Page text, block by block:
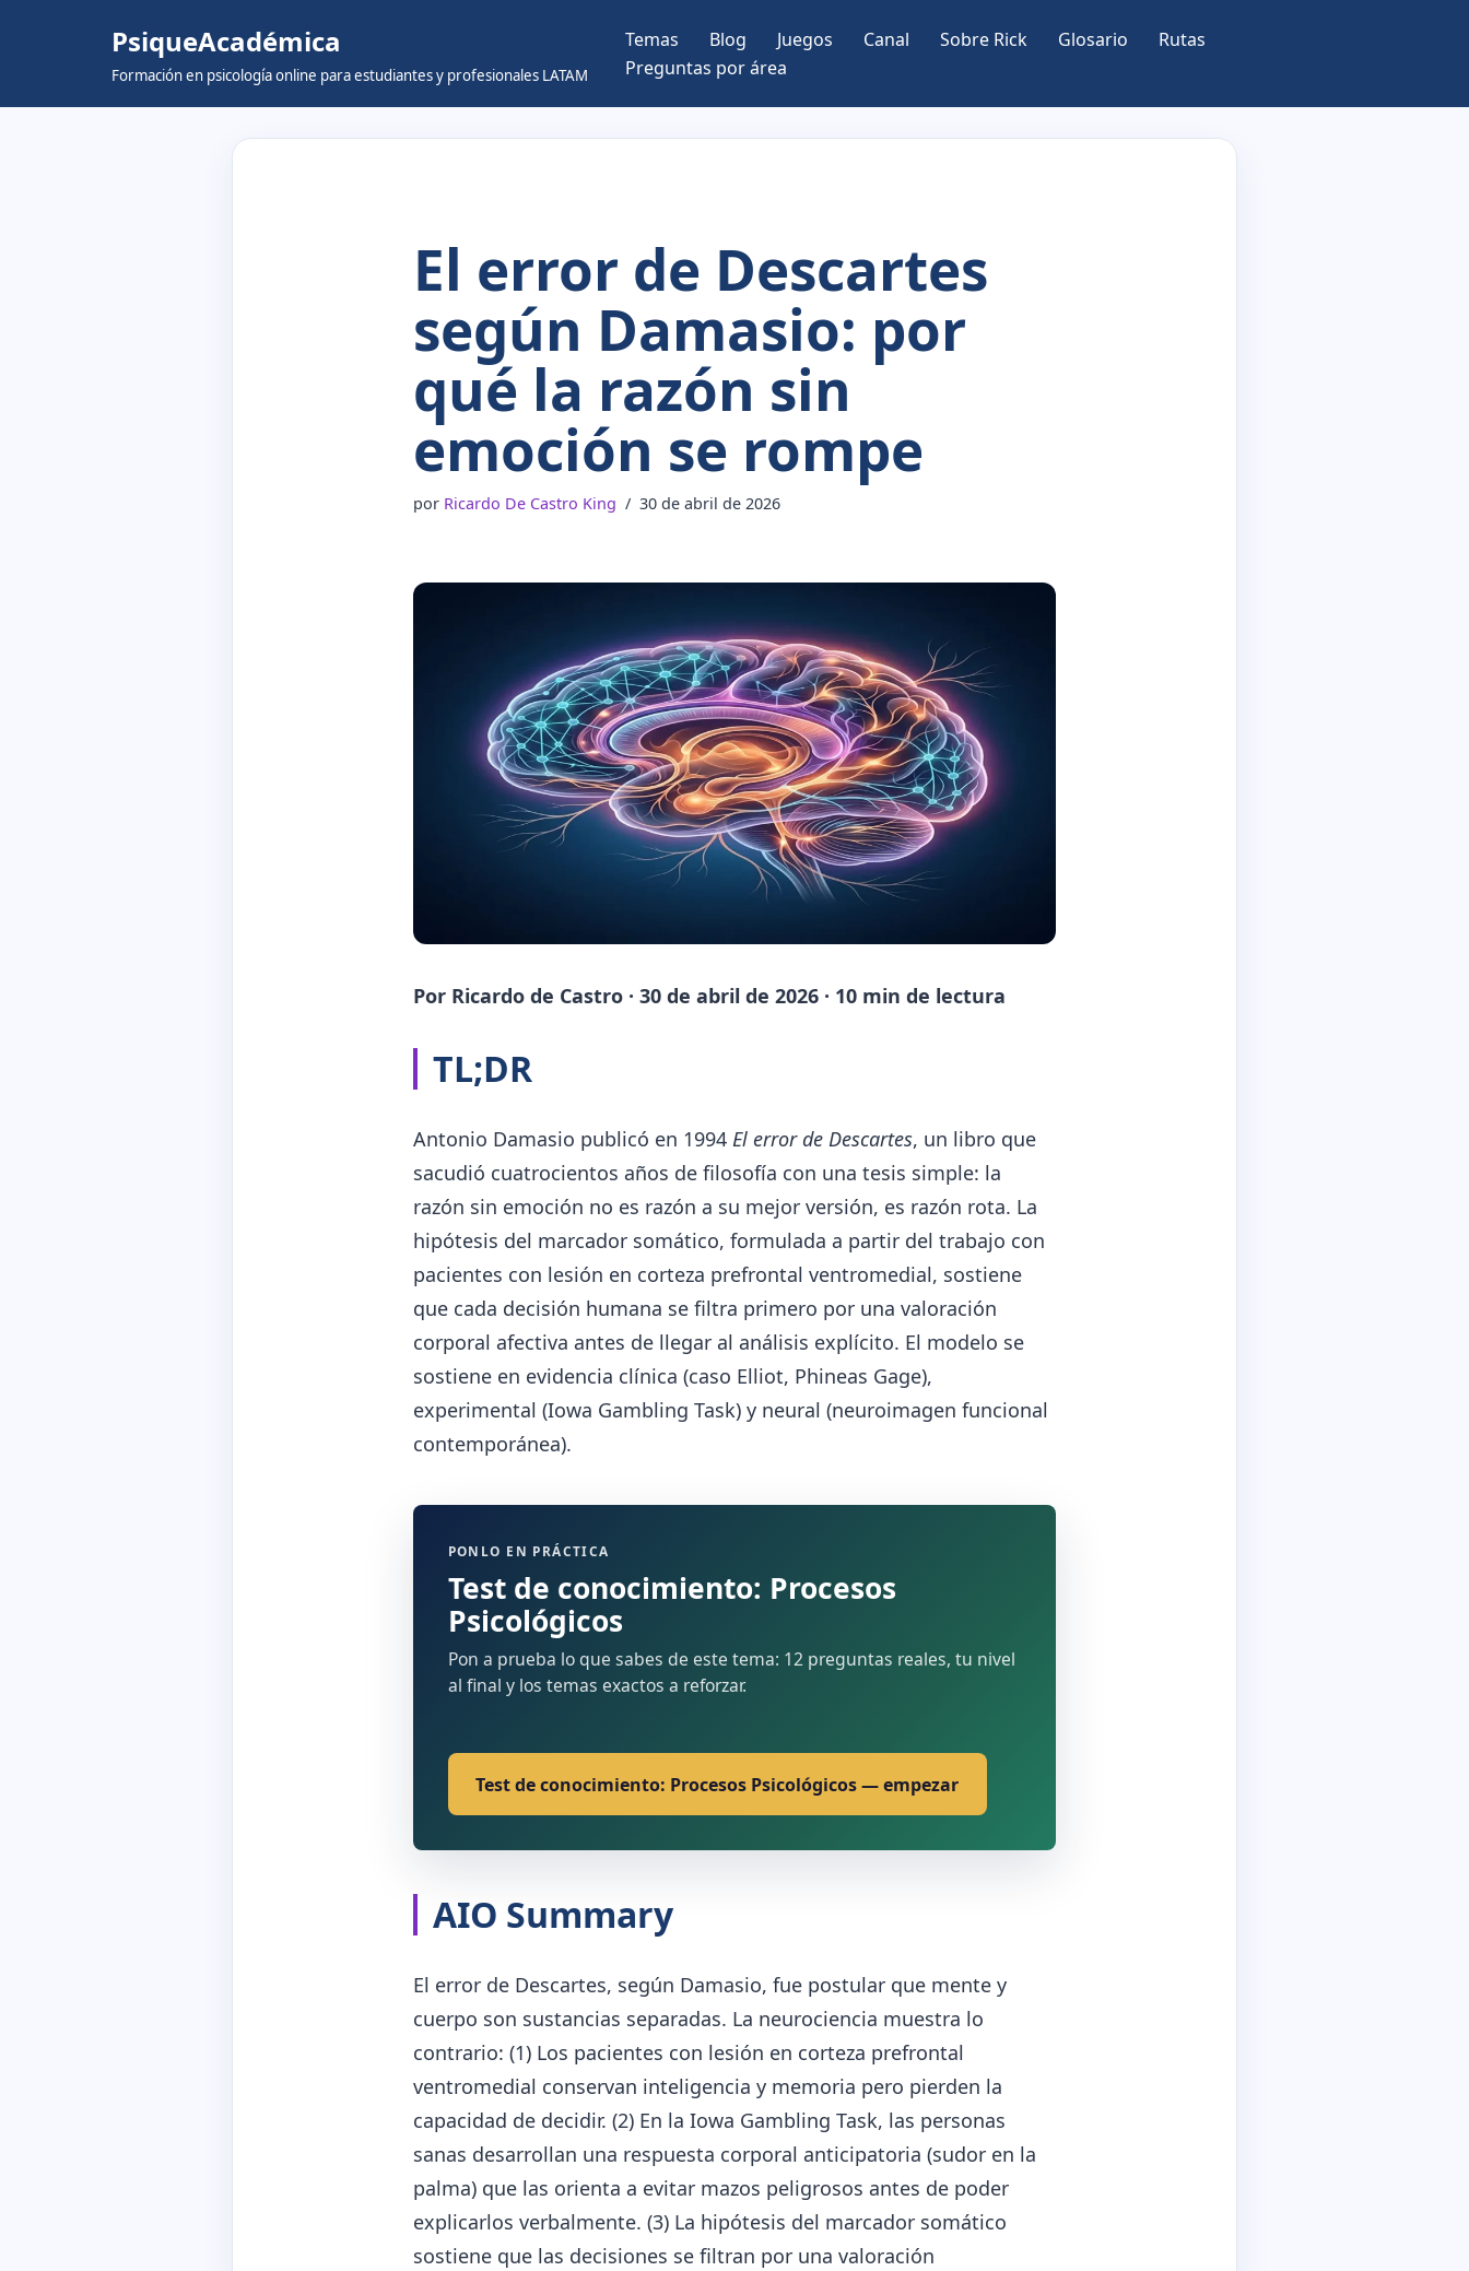
PsiqueAcadémica
Formación en psicología online para estudiantes y profesionales LATAM
Temas Blog Juegos Canal Sobre Rick Glosario
Rutas
Preguntas por área
El error de Descartes
según Damasio: por
qué la razón sin
emoción se rompe
por Ricardo De Castro King 30 de abril de 2026
Por Ricardo de Castro · 30 de abril de 2026 · 10 min de lectura
TL;DR
Antonio Damasio publicó en 1994 El error de Descartes, un libro que
sacudió cuatrocientos años de filosofía con una tesis simple: la
razón sin emoción no es razón a su mejor versión, es razón rota. La
hipótesis del marcador somático, formulada a partir del trabajo con
pacientes con lesión en corteza prefrontal ventromedial, sostiene
que cada decisión humana se filtra primero por una valoración
corporal afectiva antes de llegar al análisis explícito. El modelo se
sostiene en evidencia clínica (caso Elliot, Phineas Gage),
experimental (Iowa Gambling Task) y neural (neuroimagen funcional
contemporánea).
PONLO EN PRÁCTICA
Test de conocimiento: Procesos
Psicológicos
Pon a prueba lo que sabes de este tema: 12 preguntas reales, tu nivel
al final y los temas exactos a reforzar.
Test de conocimiento: Procesos Psicológicos — empezar
AIO Summary
El error de Descartes, según Damasio, fue postular que mente y
cuerpo son sustancias separadas. La neurociencia muestra lo
contrario: (1) Los pacientes con lesión en corteza prefrontal
ventromedial conservan inteligencia y memoria pero pierden la
capacidad de decidir. (2) En la Iowa Gambling Task, las personas
sanas desarrollan una respuesta corporal anticipatoria (sudor en la
palma) que las orienta a evitar mazos peligrosos antes de poder
explicarlos verbalmente. (3) La hipótesis del marcador somático
sostiene que las decisiones se filtran por una valoración